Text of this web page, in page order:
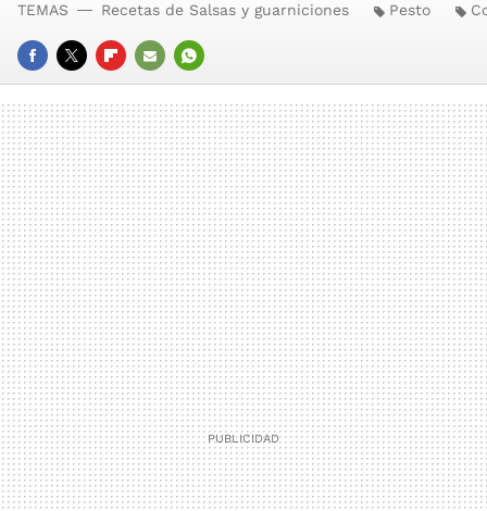
FACEBOOK
TWITTERFLIPBOARD
E-
MAIL
WHATSAPP
TEMAS Recetas de Salsas y guarniciones Pesto